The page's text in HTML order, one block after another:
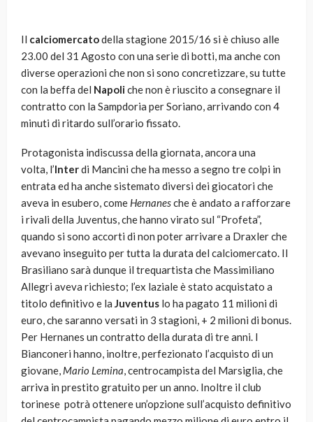
Il calciomercatodella stagione 2015/16 si è chiuso alle
23.00 del 31 Agosto con una serie di botti, ma anche con
diverse operazioni che non si sono concretizzare, su tutte
con la beffa del Napoliche non è riuscito a consegnare il
contratto con la Sampdoria per Soriano, arrivando con 4
minuti di ritardo sull’orario fissato.
Protagonista indiscussa della giornata, ancora una
volta, l’Interdi Mancini che ha messo a segno tre colpi in
entrata ed ha anche sistemato diversi dei giocatori che
aveva in esubero, come Hernanesche è andato a rafforzare
i rivali della Juventus, che hanno virato sul “Profeta”,
quando si sono accorti di non poter arrivare a Draxler che
avevano inseguito per tutta la durata del calciomercato. Il
Brasiliano sarà dunque il trequartista che Massimiliano
Allegri aveva richiesto; l’ex laziale è stato acquistato a
titolo definitivo e la Juventus lo ha pagato 11 milioni di
euro, che saranno versati in 3 stagioni, + 2 milioni di bonus.
Per Hernanes un contratto della durata di tre anni. I
Bianconeri hanno, inoltre, perfezionato l’acquisto di un
giovane, Mario Lemina, centrocampista del Marsiglia, che
arriva in prestito gratuito per un anno. Inoltre il club
torinese potrà ottenere un’opzione sull’acquisto definitivo